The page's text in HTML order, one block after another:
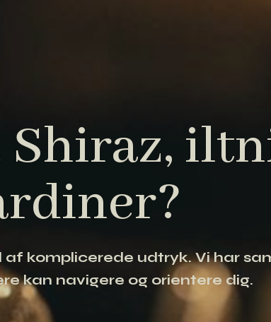
Shiraz,
af komplicerede udtryk. Vi har
kan navigere og orientere dig.